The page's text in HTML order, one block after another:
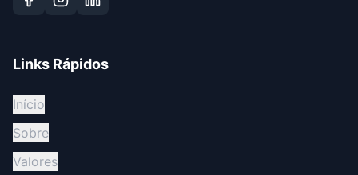
Links Rápidos
Início
Sobre
Valores